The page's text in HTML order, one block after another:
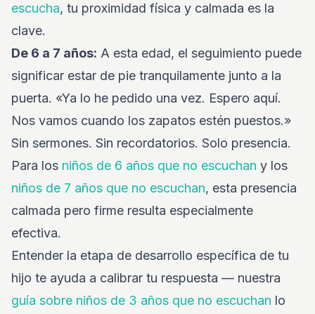
escucha, tu proximidad física y calmada es la
clave.
De 6 a 7 años: A esta edad, el seguimiento puede
significar estar de pie tranquilamente junto a la
puerta. «Ya lo he pedido una vez. Espero aquí.
Nos vamos cuando los zapatos estén puestos.»
Sin sermones. Sin recordatorios. Solo presencia.
Para los niños de 6 años que no escuchan y los
niños de 7 años que no escuchan, esta presencia
calmada pero firme resulta especialmente
efectiva.
Entender la etapa de desarrollo específica de tu
hijo te ayuda a calibrar tu respuesta — nuestra
guía sobre niños de 3 años que no escuchan lo